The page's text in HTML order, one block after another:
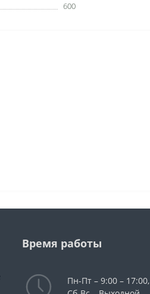
600
Время работы
Пн-Пт – 9:00 – 17:00,